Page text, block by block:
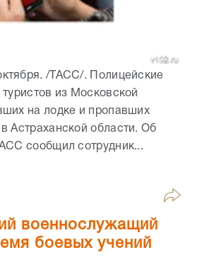
/ТАСС/. Полицейские
туристов из Московской
на лодке и пропавших
Астраханской области. Об
сообщил сотрудник...
военнослужащий
боевых учений